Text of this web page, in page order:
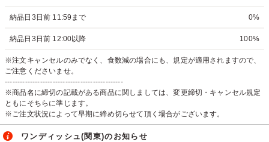
納品日3日前 11:59まで 0%
納品日3日前 12:00以降 100%
※注文キャンセルのみでなく、食数減の場合にも、規定が適用されますので、
ご注意くださいませ。
-----------------------------------------------
※商品名に締切の記載がある商品に関しましては、変更締切・キャンセル規定
ともにそちらに準じます。
※ご注文状況によって早期に締め切らせて頂く場合がございます。
ワンディッシュ(関東)のお知らせ